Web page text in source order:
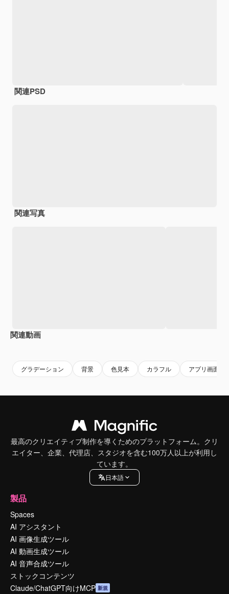
関連PSD
関連写真
関連動画
グラデーション 背景 色見本 カラフル アプリ画面
最高のクリエイティブ制作を導くためのプラットフォーム。クリ
エイター、企業、代理店、スタジオを含む100万人以上が利用し
ています。
日本語
製品
Spaces
AI アシスタント
AI 画像生成ツール
AI 動画生成ツール
AI 音声合成ツール
ストックコンテンツ
Claude/ChatGPT向けMCP 新規